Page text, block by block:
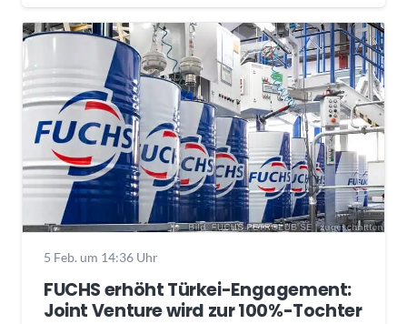
5 Feb. um 14:36 Uhr
FUCHS erhöht Türkei-Engagement:
Joint Venture wird zur 100%-Tochter